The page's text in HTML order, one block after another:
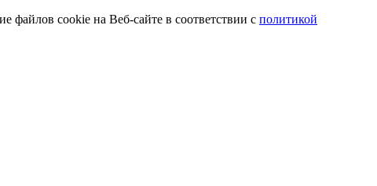
файлов cookie на Веб-сайте в соответствии с политикой